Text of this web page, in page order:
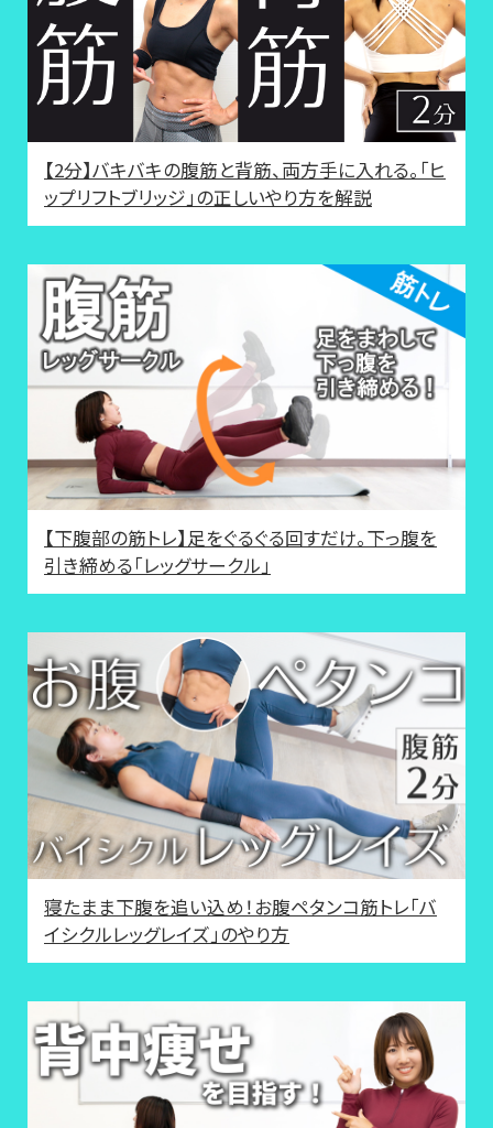
【2分】バキバキの腹筋と背筋、両方手に入れる。「ヒ
ップリフトブリッジ」の正しいやり方を解説
【下腹部の筋トレ】足をぐるぐる回すだけ。下っ腹を
引き締める「レッグサークル」
寝たまま下腹を追い込め！お腹ペタンコ筋トレ「バ
イシクルレッグレイズ」のやり方